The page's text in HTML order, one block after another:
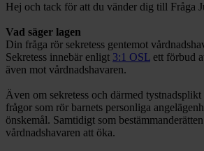
Hej och tack för att du vänder dig till Fråga
Vad säger lagen
Din fråga rör sekretess gentemot
Sekretess innebär enligt 3:1 OSL ett förbud
även mot vårdnadshavaren.
Även om sekretess och därmed
frågor som rör barnets personliga
önskemål. Samtidigt som
vårdnadshavaren att öka.